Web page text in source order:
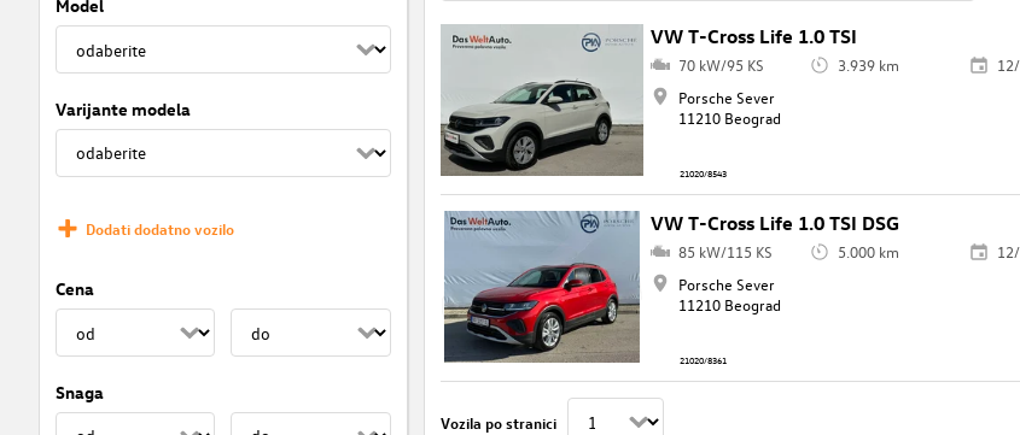
Model
Varijante modela
Dodati dodatno vozilo
Cena
Snaga
VW T-Cross Life 1.0 TSI
70 kW/95 KS 3.939 km
Porsche Sever
11210 Beograd
21020/8543
VW T-Cross Life 1.0 TSI DSG
85 kW/115 KS 5.000 km
Porsche Sever
11210 Beograd
21020/8361
Vozila po stranici